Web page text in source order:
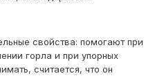
свойства: помогают при
горла и при упорных
считается, что он